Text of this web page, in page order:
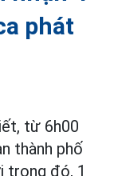
phát
từ 6h00
thành phố
trong đó, 1